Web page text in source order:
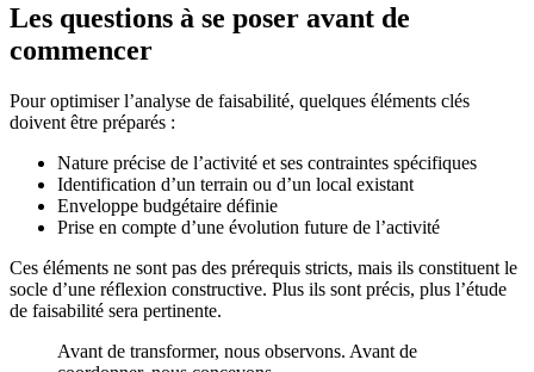
Les questions à se poser avant de
commencer
Pour optimiser l’analyse de faisabilité, quelques éléments clés
doivent être préparés :
Nature précise de l’activité et ses contraintes spécifiques
Identification d’un terrain ou d’un local existant
Enveloppe budgétaire définie
Prise en compte d’une évolution future de l’activité
Ces éléments ne sont pas des prérequis stricts, mais ils constituent le
socle d’une réflexion constructive. Plus ils sont précis, plus l’étude
de faisabilité sera pertinente.
Avant de transformer, nous observons. Avant de